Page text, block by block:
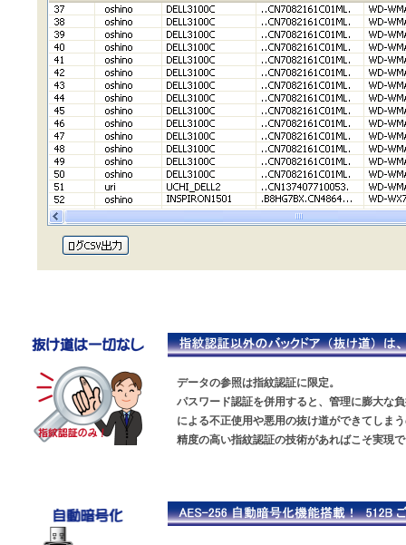
データの参照は指紋認証に限定。
パスワード認証を併用すると、管理に膨大な
による不正使用や悪用の抜け道ができてしま
精度の高い指紋認証の技術があればこそ実現